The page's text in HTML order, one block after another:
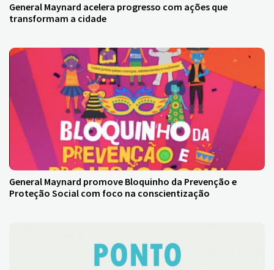
General Maynard acelera progresso com ações que
transformam a cidade
General Maynard promove Bloquinho da Prevenção e
Proteção Social com foco na conscientização